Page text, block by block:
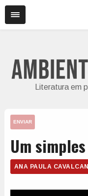
Literatura em
ENVIAR
Um
ANA PAULA